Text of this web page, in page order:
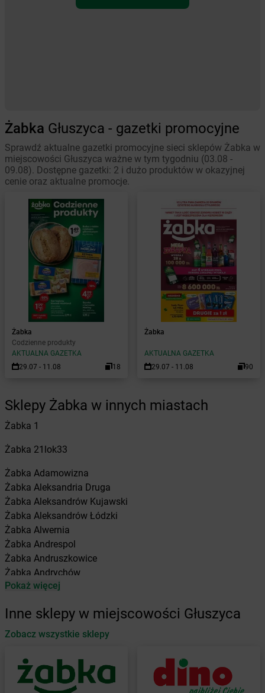
Żabka Głuszyca - gazetki promocyjne
Sprawdź aktualne gazetki promocyjne sieci sklepów Żabka w
miejscowości Głuszyca ważne w tym tygodniu (03.08 -
09.08). Dostępne gazetki: 2 i dużo produktów w okazyjnej
cenie oraz aktualne promocje.
Żabka
Codzienne produkty
AKTUALNA GAZETKA
29.07 - 11.08
18
Żabka
AKTUALNA GAZETKA
29.07 - 11.08
90
Sklepy Żabka w innych miastach
Żabka 1
Żabka 21lok33
Żabka Adamowizna
Żabka Aleksandria Druga
Żabka Aleksandrów Kujawski
Żabka Aleksandrów Łódzki
Żabka Alwernia
Żabka Andrespol
Żabka Andruszkowice
Żabka Andrychów
Żabka Antonie
Żabka Automat
Żabka Babica
Żabka Babimost
Żabka Baborów
Pokaż więcej
Inne sklepy w miejscowości Głuszyca
Zobacz wszystkie sklepy